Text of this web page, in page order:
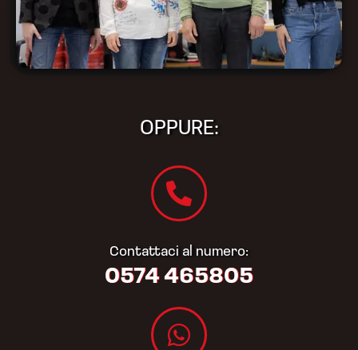
OPPURE:
Contattaci al numero:
0574 465805​